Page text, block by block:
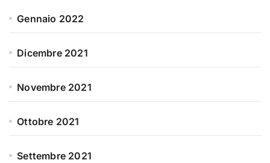
Gennaio 2022
Dicembre 2021
Novembre 2021
Ottobre 2021
Settembre 2021